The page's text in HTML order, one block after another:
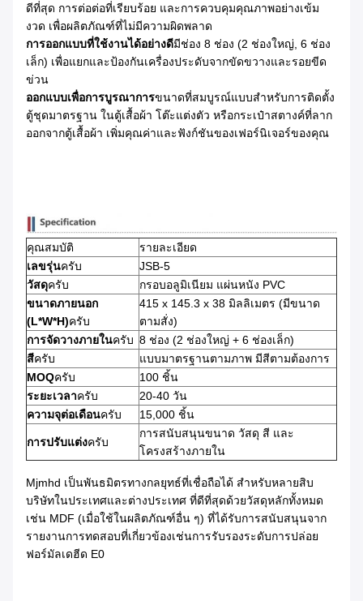
ดีที่สุด การต่อต่อที่เรียบร้อย และการควบคุมคุณภาพอย่างเข้ม
งวด เพื่อผลิตภัณฑ์ที่ไม่มีความผิดพลาด
การออกแบบที่ใช้งานได้อย่างดีมีช่อง 8 ช่อง (2 ช่องใหญ่, 6 ช่อง
เล็ก) เพื่อแยกและป้องกันเครื่องประดับจากขัดขวางและรอยขีด
ข่วน
ออกแบบเพื่อการบูรณาการขนาดที่สมบูรณ์แบบสําหรับการติดตั้ง
ตู้ชุดมาตรฐาน ในตู้เสื้อผ้า โต๊ะแต่งตัว หรือกระเป๋าสตางค์ที่ลาก
ออกจากตู้เสื้อผ้า เพิ่มคุณค่าและฟังก์ชันของเฟอร์นิเจอร์ของคุณ
คุณสมบัติ
รายละเอียด
เลขรุ่นครับ
JSB-5
วัสดุครับ
กรอบอลูมิเนียม แผ่นหนัง PVC
ขนาดภายนอก
(L*W*H)ครับ
415 x 145.3 x 38 มิลลิเมตร (มีขนาด
ตามสั่ง)
การจัดวางภายในครับ 8 ช่อง (2 ช่องใหญ่ + 6 ช่องเล็ก)
สีครับ
แบบมาตรฐานตามภาพ มีสีตามต้องการ
MOQครับ
100 ชิ้น
ระยะเวลาครับ
20-40 วัน
ความจุต่อเดือนครับ 15,000 ชิ้น
การปรับแต่งครับ
การสนับสนุนขนาด วัสดุ สี และ
โครงสร้างภายใน
Mjmhd เป็นพันธมิตรทางกลยุทธ์ที่เชื่อถือได้ สําหรับหลายสิบ
บริษัทในประเทศและต่างประเทศ ที่ดีที่สุดด้วยวัสดุหลักทั้งหมด
เช่น MDF (เมื่อใช้ในผลิตภัณฑ์อื่น ๆ) ที่ได้รับการสนับสนุนจาก
รายงานการทดสอบที่เกี่ยวข้องเช่นการรับรองระดับการปล่อย
ฟอร์มัลเดฮีด E0